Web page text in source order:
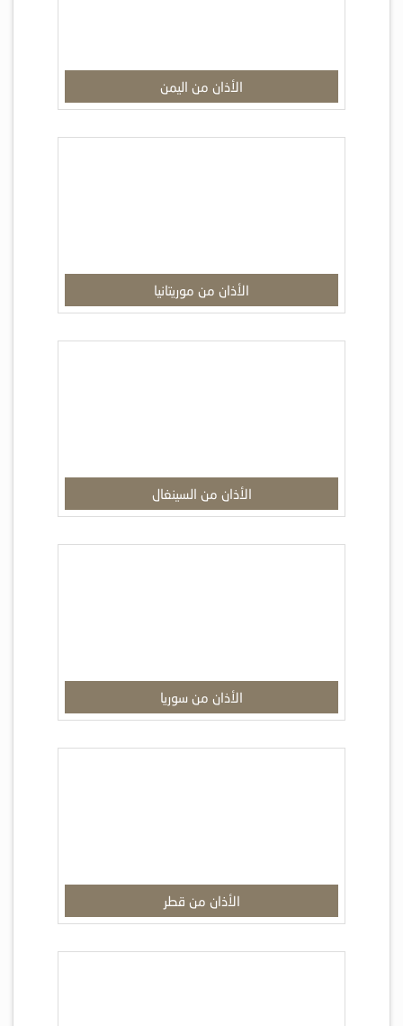
الأذان من اليمن
الأذان من موريتانيا
الأذان من السينغال
الأذان من سوريا
الأذان من قطر